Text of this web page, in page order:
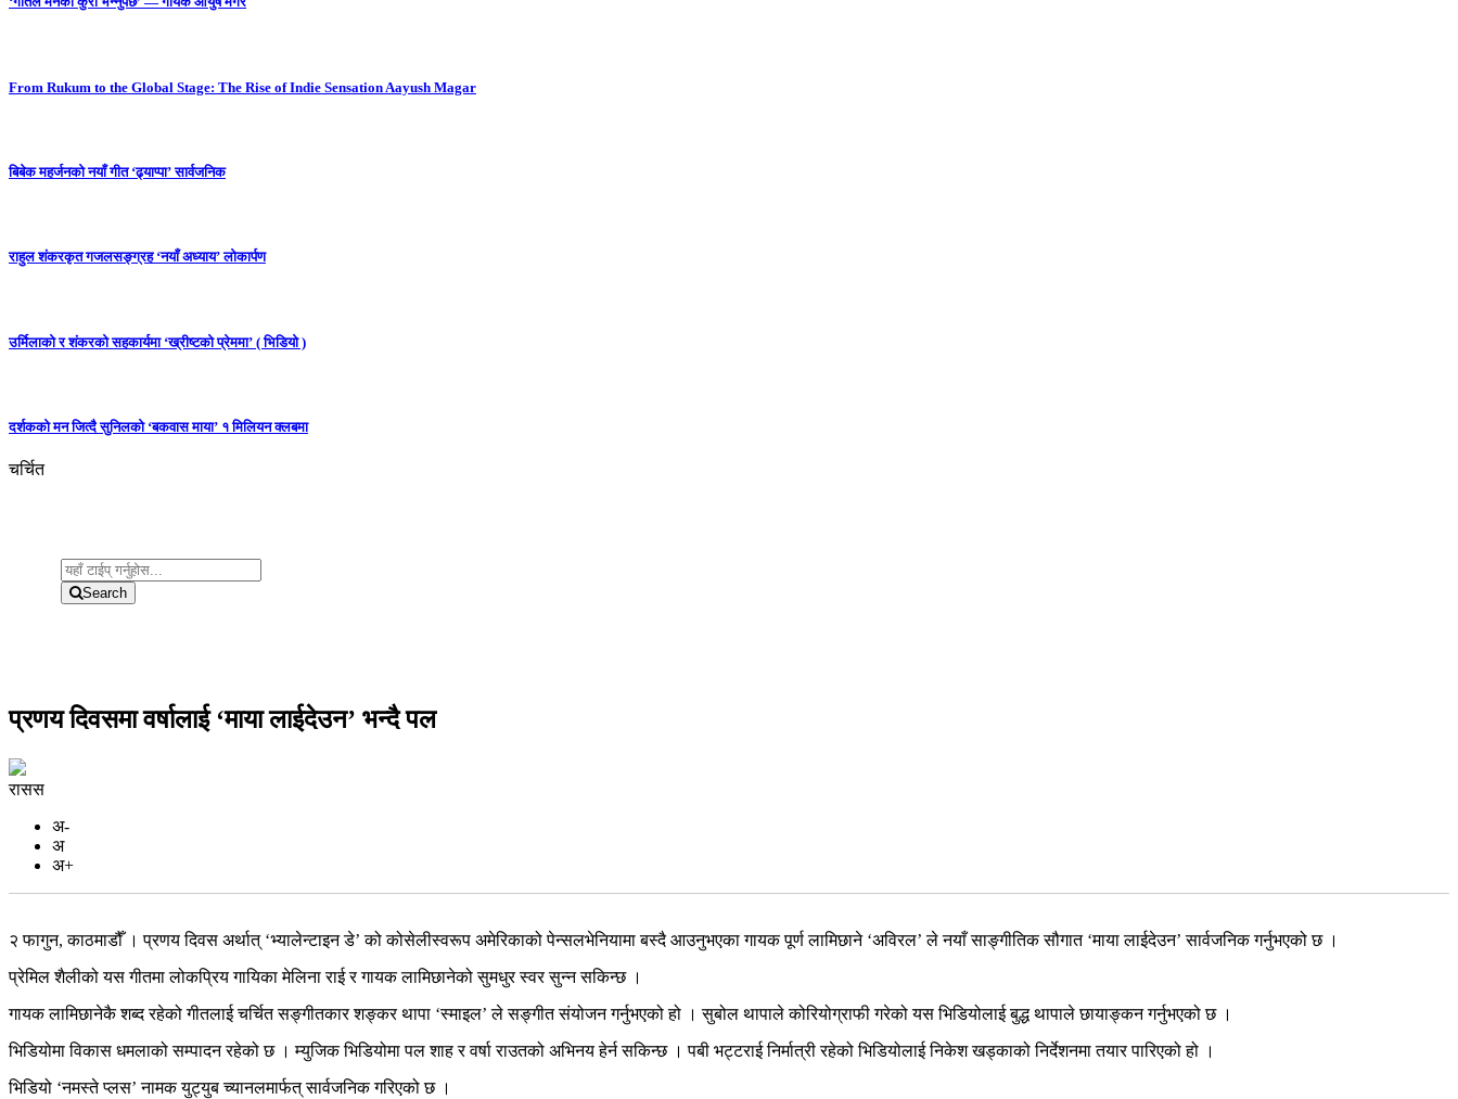
From Rukum to the Global Stage: The Rise of Indie Sensation Aayush Magar
बिबेक महर्जनको नयाँ गीत ‘ढ्याप्पा’ सार्वजनिक
राहुल शंकरकृत गजलसङ्ग्रह ‘नयाँ अध्याय’ लोकार्पण
उर्मिलाको र शंकरको सहकार्यमा ‘ख्रीष्टको प्रेममा’ ( भिडियो )
दर्शकको मन जित्दै सुनिलको ‘बकवास माया’ १ मिलियन क्लबमा
चर्चित
Search
प्रणय दिवसमा वर्षालाई ‘माया लाईदेउन’ भन्दै पल
रासस
अ-
अ
अ+
२ फागुन, काठमाडौँ । प्रणय दिवस अर्थात् ‘भ्यालेन्टाइन डे’ को कोसेलीस्वरूप अमेरिकाको पेन्सलभेनियामा बस्दै आउनुभएका गायक पूर्ण लामिछाने ‘अविरल’ ले नयाँ साङ्गीतिक सौगात ‘माया लाईदेउन’ सार्वजनिक गर्नुभएको छ ।
प्रेमिल शैलीको यस गीतमा लोकप्रिय गायिका मेलिना राई र गायक लामिछानेको सुमधुर स्वर सुन्न सकिन्छ ।
गायक लामिछानेकै शब्द रहेको गीतलाई चर्चित सङ्गीतकार शङ्कर थापा ‘स्माइल’ ले सङ्गीत संयोजन गर्नुभएको हो । सुबोल थापाले कोरियोग्राफी गरेको यस भिडियोलाई बुद्ध थापाले छायाङ्कन गर्नुभएको छ ।
भिडियोमा विकास धमलाको सम्पादन रहेको छ । म्युजिक भिडियोमा पल शाह र वर्षा राउतको अभिनय हेर्न सकिन्छ । पबी भट्टराई निर्मात्री रहेको भिडियोलाई निकेश खड्काको निर्देशनमा तयार पारिएको हो ।
भिडियो ‘नमस्ते प्लस’ नामक युट्युब च्यानलमार्फत् सार्वजनिक गरिएको छ ।